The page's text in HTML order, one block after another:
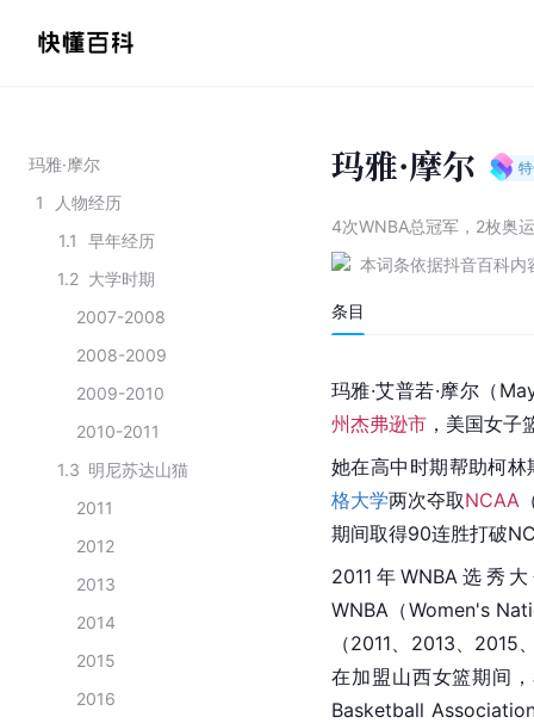
玛雅·摩尔
1
人物经历
1.1
早年经历
1.2 大学时期
2007-2008
2008-2009
2009-2010
2010-2011
1.3 明尼苏达山猫
2011
2012
2013
2014
2015
2016
玛雅·摩尔
4次WNBA总冠军，2枚奥
本词条依据抖音百科内
条目
玛雅·艾普若·摩尔（
州杰弗逊市 ，美国女子
她在高中时期帮助柯
格大学两次夺取NCAA
期间取得90连胜打破
2011年WNBA选秀
WNBA （Women's
（2011、2013、2015
在加盟山西女篮期间
Basketball